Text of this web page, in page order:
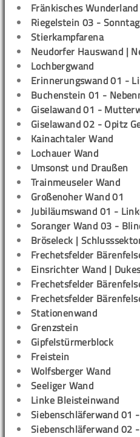
Fränkisches Wunderland
Riegelstein 03 -
Stierkampfarena
Neudorfer Hauswand |
Lochbergwand
Erinnerungswand 01 -
Buchenstein 01 -
Giselawand 01 -
Giselawand 02 - Opitz
Kainachtaler Wand
Lochauer Wand
Umsonst und Draußen
Trainmeuseler Wand
Großenoher Wand 01
Jubiläumswand 01 -
Soranger Wand 03 -
Bröseleck |
Frechetsfelder
Einsrichter Wand |
Frechetsfelder
Frechetsfelder
Stationenwand
Grenzstein
Gipfelstürmerblock
Freistein
Wolfsberger Wand
Seeliger Wand
Linke Bleisteinwand
Siebenschläferwand 01
Siebenschläferwand 02